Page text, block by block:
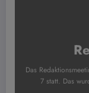
Das
7 statt. Das